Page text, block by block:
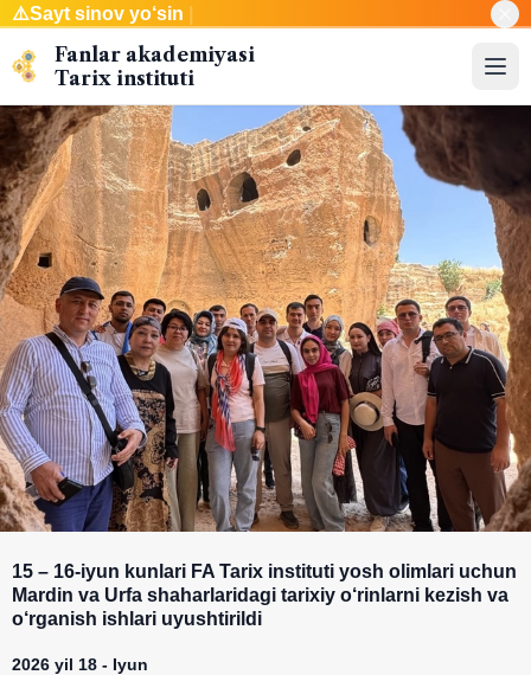
⚠️Sayt |
Fanlar akademiyasi
Tarix instituti
15 – 16-iyun kunlari FA Tarix instituti yosh olimlari uchun
Mardin va Urfa shaharlaridagi tarixiy o‘rinlarni kezish va
o‘rganish ishlari uyushtirildi
2026 yil 18 - Iyun